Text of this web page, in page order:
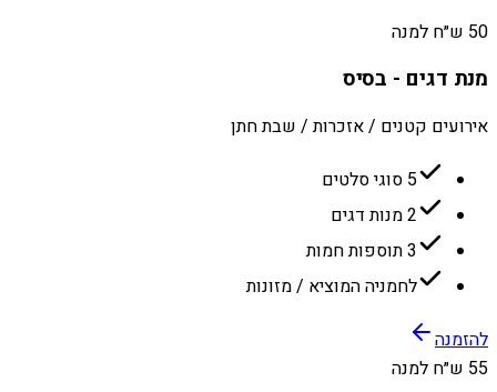
50 ש״ח למנה
מנת דגים - בסיס
אירועים קטנים / אזכרות / שבת חתן
5 סוגי סלטים
2 מנות דגים
3 תוספות חמות
לחמניה המוציא / מזונות
להזמנה
55 ש״ח למנה